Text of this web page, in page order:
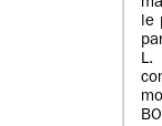
le